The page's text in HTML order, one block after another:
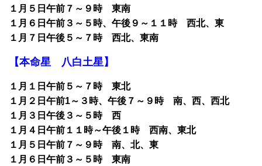
１月５日午前７～９時 東南
１月６日午前３～５時、午後９～１１時 西北、東
１月７日午後５～７時 西北、東南
【本命星 八白土星】
１月１日午前５～７時 東北
１月２日午前1～３時、午後７～９時 南、西、西北
１月３日午後３～５時 西
１月４日午前１１時～午後１時 西南、東北
１月５日午前７～９時 南、北、東
１月６日午前３～５時 東南